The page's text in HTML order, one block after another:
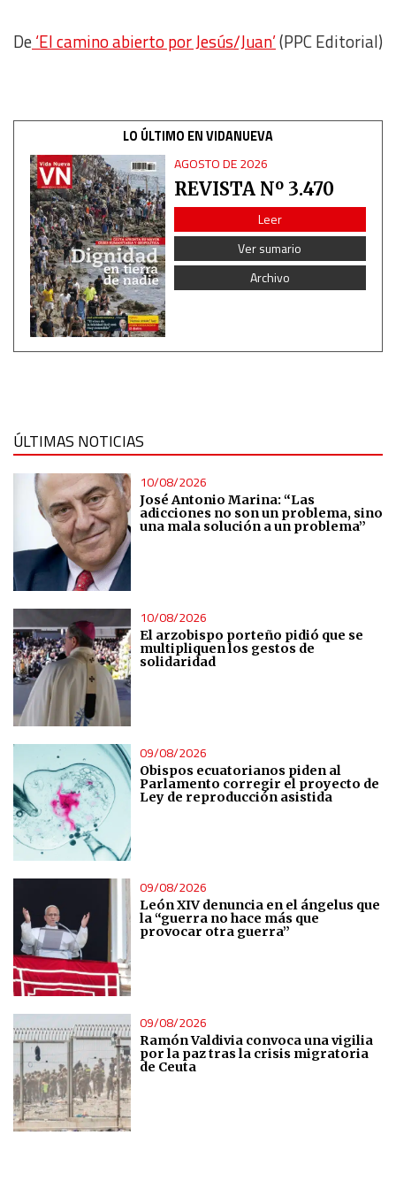
De‘El camino abierto por Jesús/Juan’(PPC Editorial)
LO ÚLTIMO EN VIDANUEVA
AGOSTO DE 2026
REVISTA Nº 3.470
Leer
Ver sumario
Archivo
ÚLTIMAS NOTICIAS
10/08/2026
José Antonio Marina: “Las
adicciones no son un problema, sino
una mala solución a un problema”
10/08/2026
El arzobispo porteño pidió que se
multipliquen los gestos de
solidaridad
09/08/2026
Obispos ecuatorianos piden al
Parlamento corregir el proyecto de
Ley de reproducción asistida
09/08/2026
León XIV denuncia en el ángelus que
la “guerra no hace más que
provocar otra guerra”
09/08/2026
Ramón Valdivia convoca una vigilia
por la paz tras la crisis migratoria
de Ceuta
Understand audiences through statistics or combinations
Develop and improve services
Use limited data to select content
IAB Special Features:
Use precise geolocation data
Identify devices based on information actively requested
Non-IAB processing purposes:
Functional
Advertising